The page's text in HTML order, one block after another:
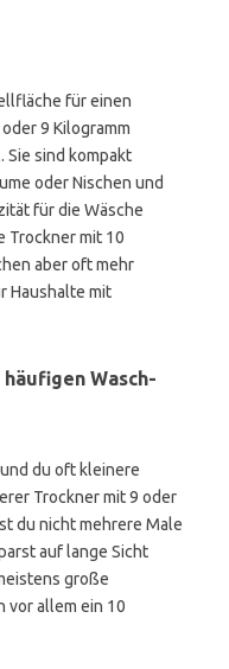
für einen
9 Kilogramm
Sie sind kompakt
oder Nischen und
für die Wäsche
Trockner mit 10
aber oft mehr
Haushalte mit
Wasch-
du oft kleinere
Trockner mit 9 oder
du nicht mehrere Male
auf lange Sicht
große
vor allem ein 10